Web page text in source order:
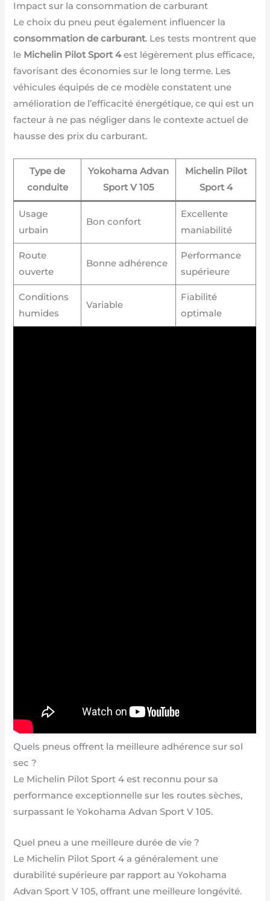
Impact sur la consommation de carburant
Le choix du pneu peut également influencer la
consommation de carburant. Les tests montrent que
le Michelin Pilot Sport 4est légèrement plus efficace,
favorisant des économies sur le long terme. Les
véhicules équipés de ce modèle constatent une
amélioration de l’efficacité énergétique, ce qui est un
facteur à ne pas négliger dans le contexte actuel de
hausse des prix du carburant.
Type de
conduite
Yokohama Advan
Sport V 105
Michelin Pilot
Sport 4
Usage
urbain
Bon confort
Excellente
maniabilité
Route
ouverte
Bonne adhérence
Performance
supérieure
Conditions
humides
Variable
Fiabilité
optimale
Quels pneus offrent la meilleure adhérence sur sol
sec ?
Le Michelin Pilot Sport 4 est reconnu pour sa
performance exceptionnelle sur les routes sèches,
surpassant le Yokohama Advan Sport V 105.
Quel pneu a une meilleure durée de vie ?
Le Michelin Pilot Sport 4 a généralement une
durabilité supérieure par rapport au Yokohama
Advan Sport V 105, offrant une meilleure longévité.